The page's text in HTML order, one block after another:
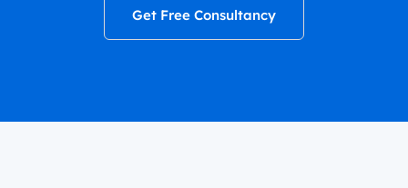
Get Free Consultancy